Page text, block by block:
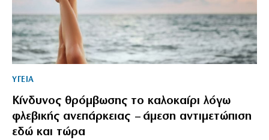
ΥΓΕΙΑ
Κίνδυνος θρόμβωσης το καλοκαίρι λόγω
φλεβικής ανεπάρκειας – άμεση αντιμετώπιση
εδώ και τώρα